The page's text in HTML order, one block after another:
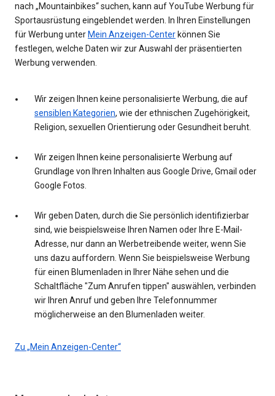
nach „Mountainbikes“ suchen, kann auf YouTube Werbung für
Sportausrüstung eingeblendet werden. In Ihren Einstellungen
für Werbung unter Mein Anzeigen-Center können Sie
festlegen, welche Daten wir zur Auswahl der präsentierten
Werbung verwenden.
Wir zeigen Ihnen keine personalisierte Werbung, die auf
sensiblen Kategorien, wie der ethnischen Zugehörigkeit,
Religion, sexuellen Orientierung oder Gesundheit beruht.
Wir zeigen Ihnen keine personalisierte Werbung auf
Grundlage von Ihren Inhalten aus Google Drive, Gmail oder
Google Fotos.
Wir geben Daten, durch die Sie persönlich identifizierbar
sind, wie beispielsweise Ihren Namen oder Ihre E-Mail-
Adresse, nur dann an Werbetreibende weiter, wenn Sie
uns dazu auffordern. Wenn Sie beispielsweise Werbung
für einen Blumenladen in Ihrer Nähe sehen und die
Schaltfläche "Zum Anrufen tippen" auswählen, verbinden
wir Ihren Anruf und geben Ihre Telefonnummer
möglicherweise an den Blumenladen weiter.
Zu „Mein Anzeigen-Center“